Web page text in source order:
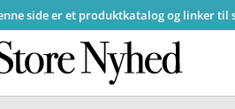
side er et produktkatalog og linker